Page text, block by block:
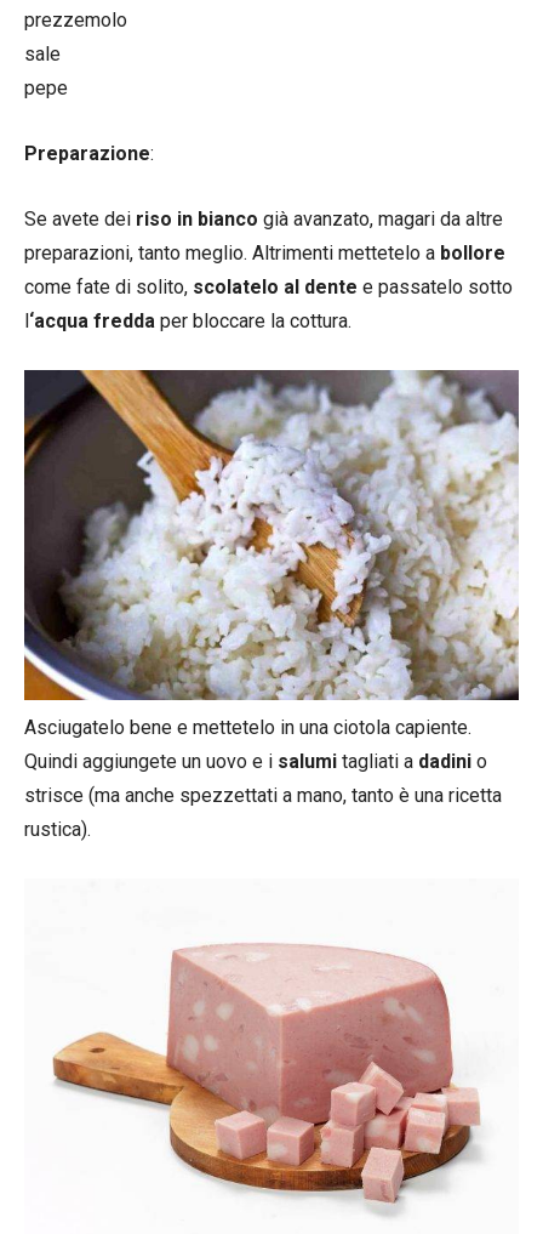
prezzemolo
sale
pepe
Preparazione:
Se avete dei riso in bianco già avanzato, magari da altre
preparazioni, tanto meglio. Altrimenti mettetelo a bollore
come fate di solito, scolatelo al dente e passatelo sotto
l‘acqua fredda per bloccare la cottura.
Asciugatelo bene e mettetelo in una ciotola capiente.
Quindi aggiungete un uovo e i salumi tagliati a dadini o
strisce (ma anche spezzettati a mano, tanto è una ricetta
rustica).